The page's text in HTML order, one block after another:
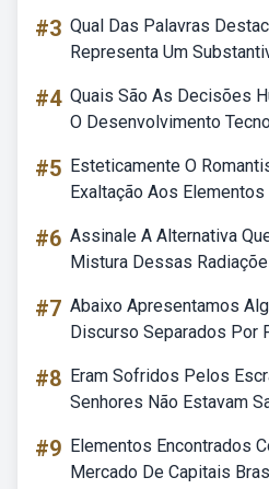
#3 Qual Das Palavras
Representa Um
#4 Quais São As Decisões
O Desenvolvimento
#5 Esteticamente O
Exaltação Aos
#6 Assinale A Alternativa
Mistura Dessas
#7 Abaixo Apresentamos
Discurso Separados Por
#8 Eram Sofridos Pelos
Senhores Não Estavam
#9 Elementos Encontrados
Mercado De Capitais